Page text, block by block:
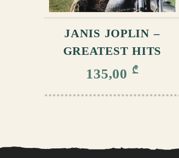
ᲙᲐᲚᲐᲗᲐᲨᲘ ᲓᲐᲛᲐᲢᲔᲑᲐ
JANIS JOPLIN –
GREATEST HITS
135,00 ₾